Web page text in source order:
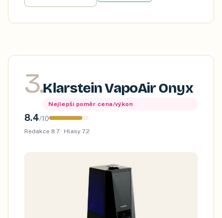
3.Klarstein VapoAir Onyx
Nejlepší poměr cena/výkon
8.4/10
Redakce 8.7 · Hlasy 7.2